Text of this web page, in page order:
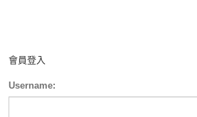
會員登入
Username: